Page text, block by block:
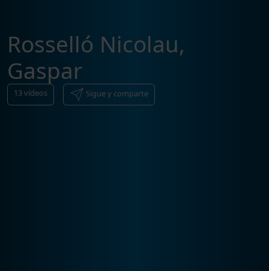
Rosselló Nicolau,
Gaspar
13vídeos Sigue y comparte